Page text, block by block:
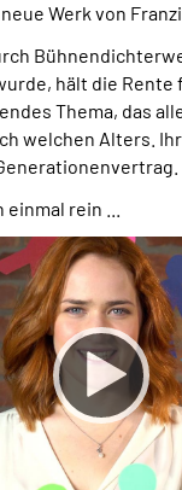
neue Werk von
hält die Rente
Thema, das
welchen Alters.
rein ...